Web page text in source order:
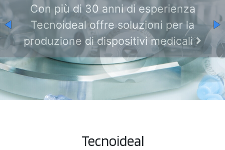
Con più di 30 anni di esperienza
Tecnoideal offre soluzioni per la
produzione di dispositivi medicali
l'esperienza per il
degli obiettivi di
cliente
Tecnoideal